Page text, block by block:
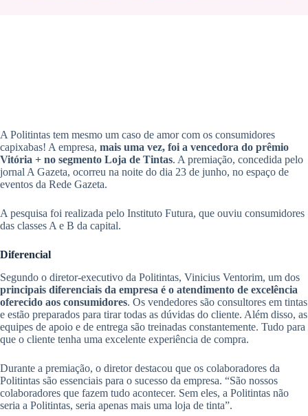
A Politintas tem mesmo um caso de amor com os consumidores
capixabas! A empresa, mais uma vez, foi a vencedora do prêmio
Vitória + no segmento Loja de Tintas. A premiação, concedida pelo
jornal A Gazeta, ocorreu na noite do dia 23 de junho, no espaço de
eventos da Rede Gazeta.
A pesquisa foi realizada pelo Instituto Futura, que ouviu consumidores
das classes A e B da capital.
Diferencial
Segundo o diretor-executivo da Politintas, Vinicius Ventorim, um dos
principais diferenciais da empresa é o atendimento de excelência
oferecido aos consumidores. Os vendedores são consultores em tintas
e estão preparados para tirar todas as dúvidas do cliente. Além disso, as
equipes de apoio e de entrega são treinadas constantemente. Tudo para
que o cliente tenha uma excelente experiência de compra.
Durante a premiação, o diretor destacou que os colaboradores da
Politintas são essenciais para o sucesso da empresa. “São nossos
colaboradores que fazem tudo acontecer. Sem eles, a Politintas não
seria a Politintas, seria apenas mais uma loja de tinta”.